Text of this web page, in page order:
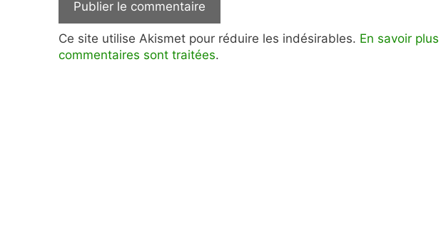
Ce site utilise Akismet pour réduire les indésirables. En savoir
commentaires sont traitées.